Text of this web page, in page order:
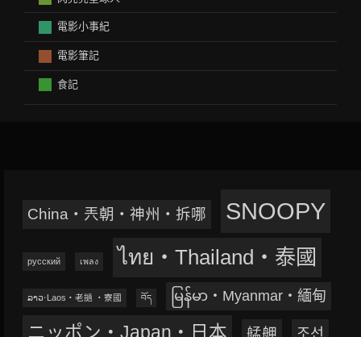
電影小事紀
電影筆記
食記
China‧兲朝‧神州‧拆哪 SNOOPY
русский เพลง ไทย‧Thailand‧泰國
ລາວ‧Laos‧老撾 ‧寮國 བོད မြန်မာ‧Myanmar‧緬甸
ニッポン‧Japan‧日本 艋舺 조선